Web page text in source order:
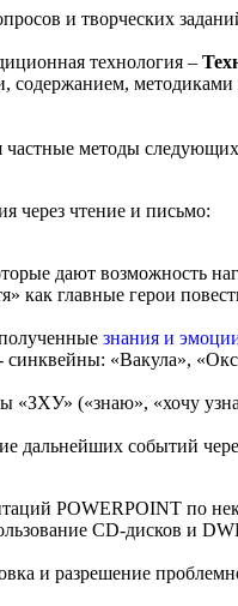
и творческих
технология –
содержанием,
методы
через чтение и письмо:
дают возможность
как главные герои
знания и
«Вакула»,
«ЗХУ» («знаю», «хочу
дальнейших событий
POWERPOINT по
CD-дисков и
и разрешение